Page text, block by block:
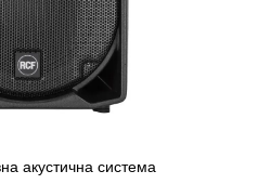
акустична система